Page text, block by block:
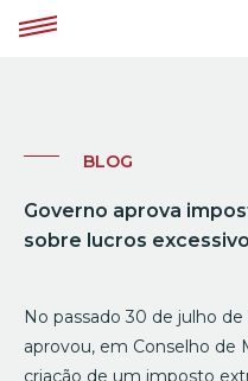
BLOG
Governo aprova
sobre lucros
No passado 30 de julho
aprovou, em Conselho de
criação de um imposto